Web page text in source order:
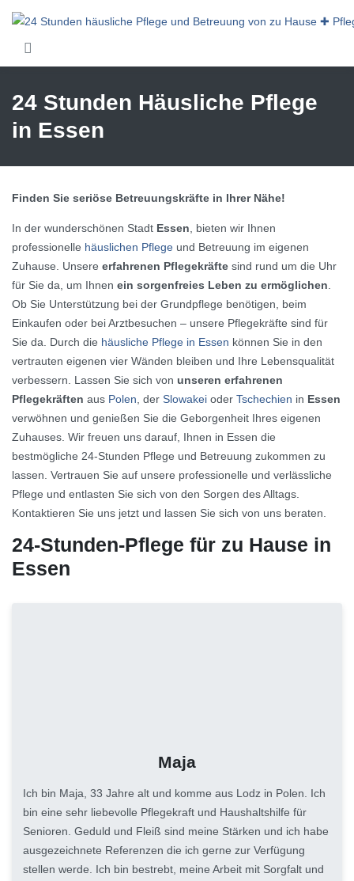
24 Stunden Häusliche Pflege
in Essen
Finden Sie seriöse Betreuungskräfte in Ihrer Nähe!
In der wunderschönen Stadt Essen, bieten wir Ihnen
professionelle häuslichen Pflege und Betreuung im eigenen
Zuhause. Unsere erfahrenen Pflegekräfte sind rund um die Uhr
für Sie da, um Ihnen ein sorgenfreies Leben zu ermöglichen.
Ob Sie Unterstützung bei der Grundpflege benötigen, beim
Einkaufen oder bei Arztbesuchen – unsere Pflegekräfte sind für
Sie da. Durch die häusliche Pflege in Essen können Sie in den
vertrauten eigenen vier Wänden bleiben und Ihre Lebensqualität
verbessern. Lassen Sie sich von unseren erfahrenen
Pflegekräften aus Polen, der Slowakei oder Tschechien in Essen
verwöhnen und genießen Sie die Geborgenheit Ihres eigenen
Zuhauses. Wir freuen uns darauf, Ihnen in Essen die
bestmögliche 24-Stunden Pflege und Betreuung zukommen zu
lassen. Vertrauen Sie auf unsere professionelle und verlässliche
Pflege und entlasten Sie sich von den Sorgen des Alltags.
Kontaktieren Sie uns jetzt und lassen Sie sich von uns beraten.
24-Stunden-Pflege für zu Hause in
Essen
Maja
Ich bin Maja, 33 Jahre alt und komme aus Lodz in Polen. Ich
bin eine sehr liebevolle Pflegekraft und Haushaltshilfe für
Senioren. Geduld und Fleiß sind meine Stärken und ich habe
ausgezeichnete Referenzen die ich gerne zur Verfügung
stellen werde. Ich bin bestrebt, meine Arbeit mit Sorgfalt und